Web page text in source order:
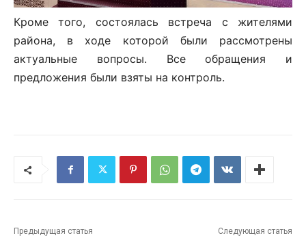
Кроме того, состоялась встреча с жителями
района, в ходе которой были рассмотрены
актуальные вопросы. Все обращения и
предложения были взяты на контроль.
Предыдущая статья Следующая статья